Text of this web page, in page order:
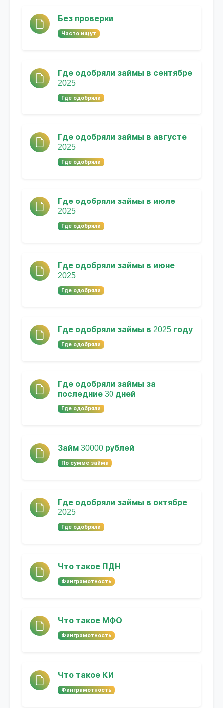
Без проверки
Часто ищут
Где одобряли займы в сентябре
2025
Где одобряли
Где одобряли займы в августе
2025
Где одобряли
Где одобряли займы в июле
2025
Где одобряли
Где одобряли займы в июне
2025
Где одобряли
Где одобряли займы в 2025 году
Где одобряли
Где одобряли займы за
последние 30 дней
Где одобряли
Займ 30000 рублей
По сумме займа
Где одобряли займы в октябре
2025
Где одобряли
Что такое ПДН
Финграмотность
Что такое МФО
Финграмотность
Что такое КИ
Финграмотность